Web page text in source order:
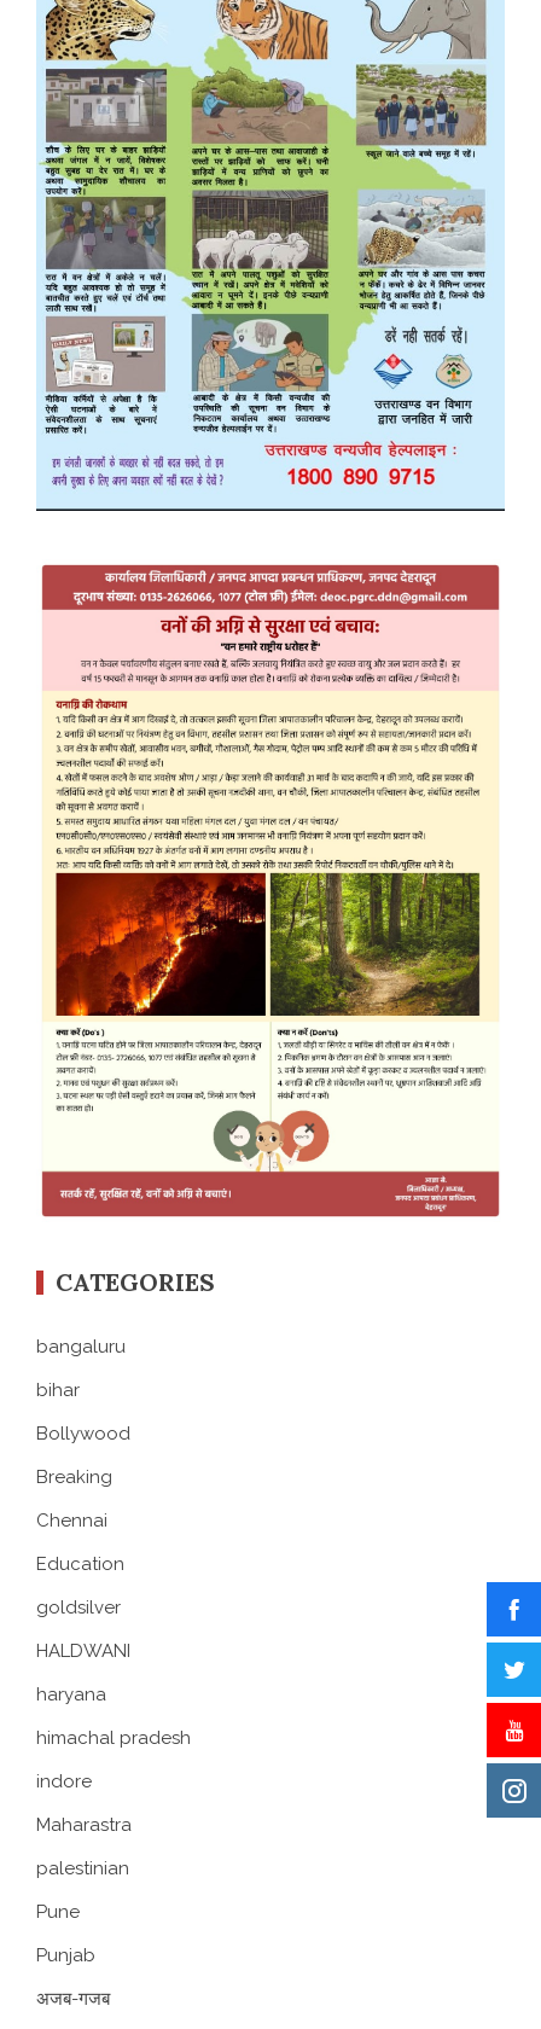
CATEGORIES
bangaluru
bihar
Bollywood
Breaking
Chennai
Education
goldsilver
HALDWANI
haryana
himachal pradesh
indore
Maharastra
palestinian
Pune
Punjab
अजब-गजब